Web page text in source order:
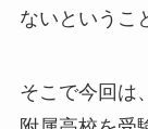
ないというこ
そこで今回は